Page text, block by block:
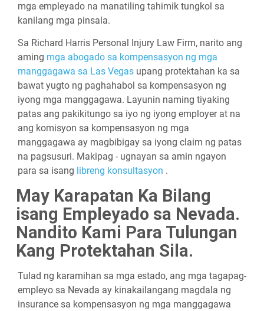
mga empleyado na manatiling tahimik tungkol sa
kanilang mga pinsala.
Sa Richard Harris Personal Injury Law Firm, narito ang
aming mga abogado sa kompensasyon ng mga
manggagawa sa Las Vegas upang protektahan ka sa
bawat yugto ng paghahabol sa kompensasyon ng
iyong mga manggagawa. Layunin naming tiyaking
patas ang pakikitungo sa iyo ng iyong employer at na
ang komisyon sa kompensasyon ng mga
manggagawa ay magbibigay sa iyong claim ng patas
na pagsusuri. Makipag - ugnayan sa amin ngayon
para sa isang libreng konsultasyon .
May Karapatan Ka Bilang
isang Empleyado sa Nevada.
Nandito Kami Para Tulungan
Kang Protektahan Sila.
Tulad ng karamihan sa mga estado, ang mga tagapag-
empleyo sa Nevada ay kinakailangang magdala ng
insurance sa kompensasyon ng mga manggagawa